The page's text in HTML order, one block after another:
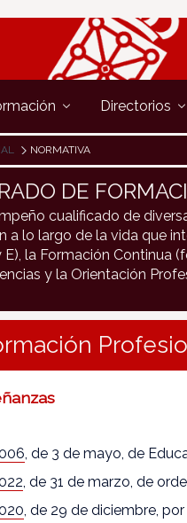
Directorios
NORMATIVA
DE
cualificado de
a lo largo de la vida que
la Formación Continua
y la Orientación
, de 3 de mayo, de
, de 31 de marzo, de
, de 29 de diciembre,